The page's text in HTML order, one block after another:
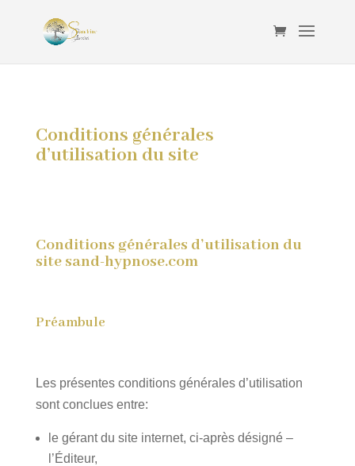
Conditions générales
d’utilisation du site
Conditions générales d’utilisation du
site sand-hypnose.com
Préambule
Les présentes conditions générales d’utilisation
sont conclues entre:
le gérant du site internet, ci-après désigné –
l’Éditeur,